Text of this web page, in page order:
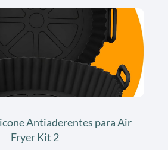
Antiaderentes para Air
Fryer Kit 2